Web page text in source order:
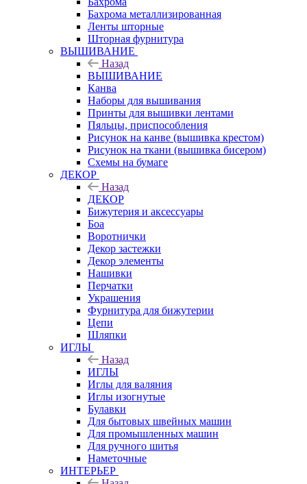
Бахрома металлизированная
Ленты шторные
Шторная фурнитура
ВЫШИВАНИЕ
Назад
ВЫШИВАНИЕ
Канва
Наборы для вышивания
Принты для вышивки лентами
Пяльцы, приспособления
Рисунок на канве (вышивка крестом)
Рисунок на ткани (вышивка бисером)
Схемы на бумаге
ДЕКОР
Назад
ДЕКОР
Бижутерия и аксессуары
Боа
Воротнички
Декор застежки
Декор элементы
Нашивки
Перчатки
Украшения
Фурнитура для бижутерии
Цепи
Шляпки
ИГЛЫ
Назад
ИГЛЫ
Иглы для валяния
Иглы изогнутые
Булавки
Для бытовых швейных машин
Для промышленных машин
Для ручного шитья
Наметочные
ИНТЕРЬЕР